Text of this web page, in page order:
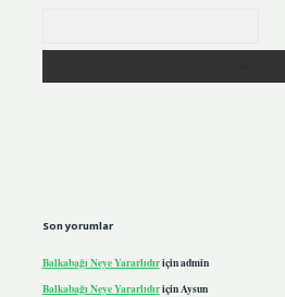
Son yorumlar
Balkabağı Neye Yararlıdıriçinadmin
Balkabağı Neye Yararlıdıriçin Aysun